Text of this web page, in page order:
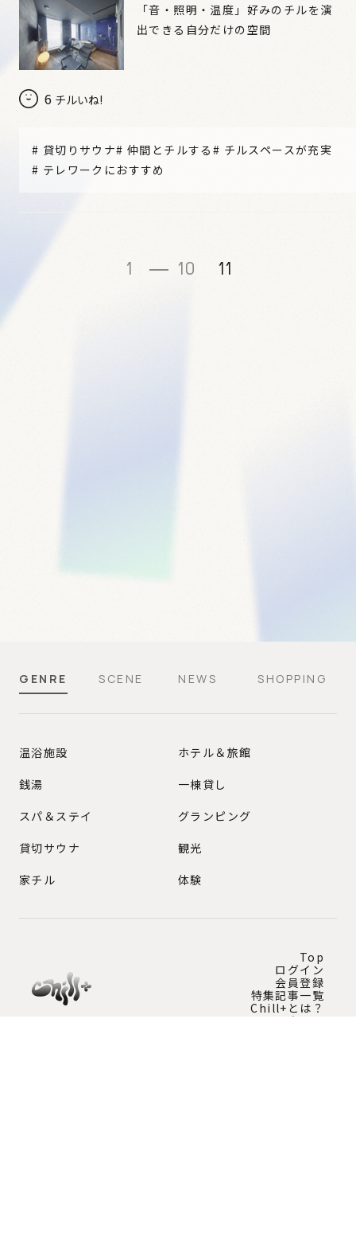
6 チルいね!
「音・照明・温度」好みのチルを演
出できる自分だけの空間
# 貸切りサウナ#仲間とチルする # チルスペースが充実
# テレワークにおすすめ
1 10 11
GENRE SCENE NEWS SHOPPING
GENRE
温浴施設
銭湯
スパ＆ステイ
貸切サウナ
家チル
ホテル＆旅館
一棟貸し
グランピング
観光
体験
Top
ログイン
会員登録
特集記事一覧
Chill+とは？
問い合わせ